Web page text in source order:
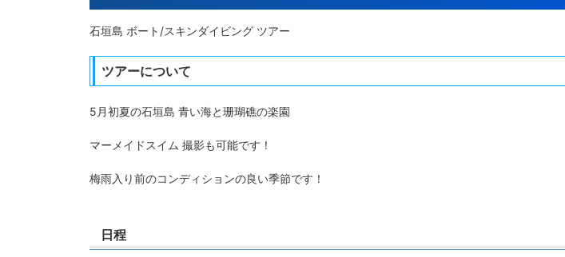
石垣島 ボート/スキンダイビング ツアー
ツアーについて
5月初夏の石垣島 青い海と珊瑚礁の楽園
マーメイドスイム 撮影も可能です！
梅雨入り前のコンディションの良い季節です！
日程